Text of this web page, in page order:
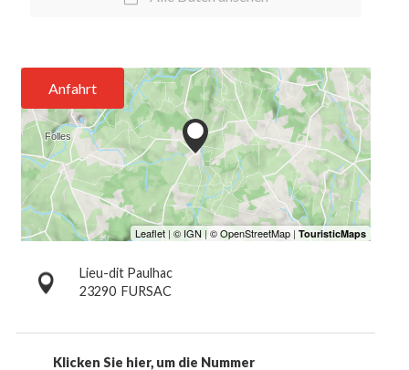
Anfahrt
Lieu-dit Paulhac
23290 FURSAC
Klicken Sie hier, um die Nummer